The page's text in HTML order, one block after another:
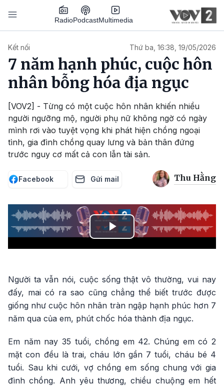
Nhảy đến nội dung
RadioPodcastMultimedia
Kết nối Thứ ba, 16:38, 19/05/2026
7 năm hạnh phúc, cuộc hôn
nhân bỗng hóa địa ngục
[VOV2] - Từng có một cuộc hôn nhân khiến nhiều
người ngưỡng mộ, người phụ nữ không ngờ có ngày
mình rơi vào tuyệt vọng khi phát hiện chồng ngoại
tình, gia đình chồng quay lưng và bản thân đứng
trước nguy cơ mất cả con lẫn tài sản.
Facebook Gửi mail Thu Hằng
Play
Người ta vẫn nói, cuộc sống thật vô thường, vui nay
đấy, mai có ra sao cũng chẳng thể biết trước được
giống như cuộc hôn nhân tràn ngập hạnh phúc hơn 7
năm qua của em, phút chốc hóa thành địa ngục.
Em năm nay 35 tuổi, chồng em 42. Chúng em có 2
mặt con đều là trai, cháu lớn gần 7 tuổi, cháu bé 4
tuổi. Sau khi cưới, vợ chồng em sống chung với gia
đình chồng. Anh yêu thương, chiều chuộng em hết